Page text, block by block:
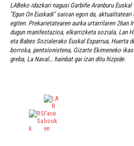
LABeko idazkari nagusi Garbiñe Aranburu
"Egun On Euskadi" saioan egon da, aktualitateari
egiten. Prekarietatearen aurka urtarrilaren 26an
dugun manifestazioa, elkarrizketa soziala, Lan
eta Babes Sozialerako Euskal Esparrua, Huerta
borroka, pentsionistena, Gizarte Ekimeneko
greba, La Naval… hainbat gai izan ditu hizpide.